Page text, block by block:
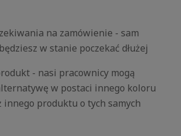
na zamówienie - sam
w stanie poczekać dłużej
- nasi pracownicy mogą
w postaci innego koloru
produktu o tych samych